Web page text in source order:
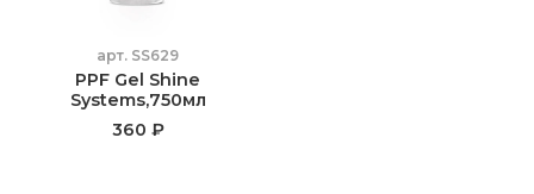
арт. SS629
PPF Gel Shine
Systems,750мл
360 ₽